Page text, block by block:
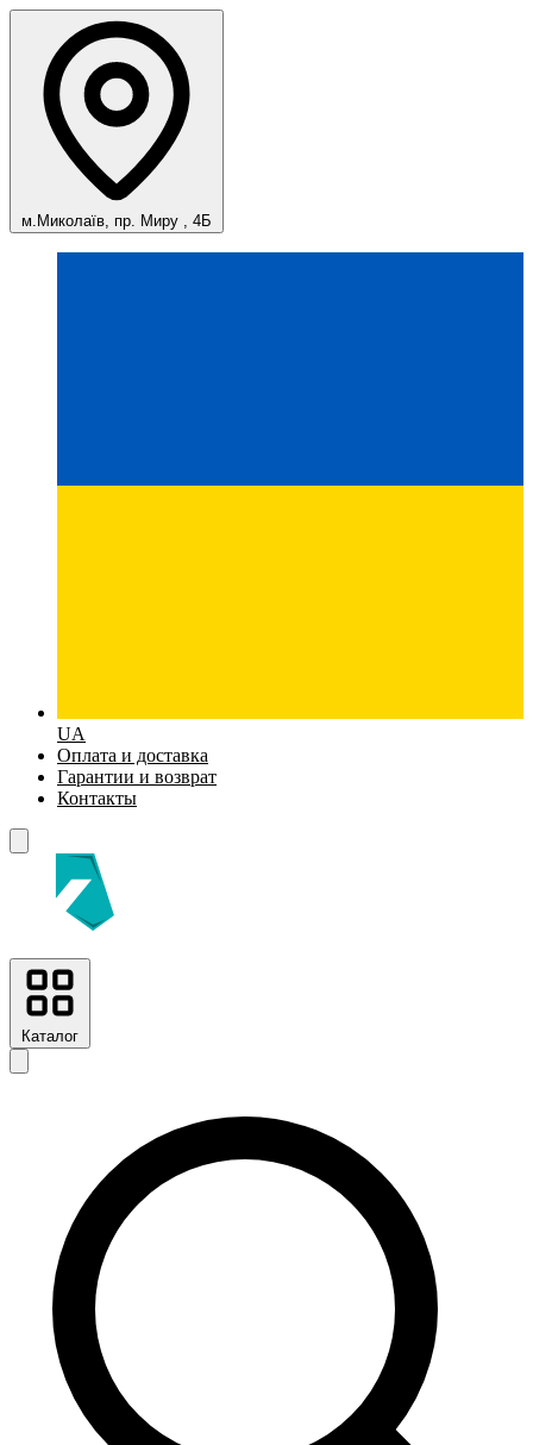
м.Миколаїв, пр. Миру , 4Б
UA
Оплата и доставка
Гарантии и возврат
Контакты
Каталог